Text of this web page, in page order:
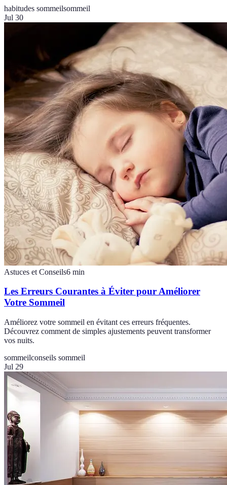
habitudes sommeilsommeil
Jul 30
Astuces et Conseils6 min
Les Erreurs Courantes à Éviter pour Améliorer
Votre Sommeil
Améliorez votre sommeil en évitant ces erreurs fréquentes.
Découvrez comment de simples ajustements peuvent transformer
vos nuits.
sommeilconseils sommeil
Jul 29